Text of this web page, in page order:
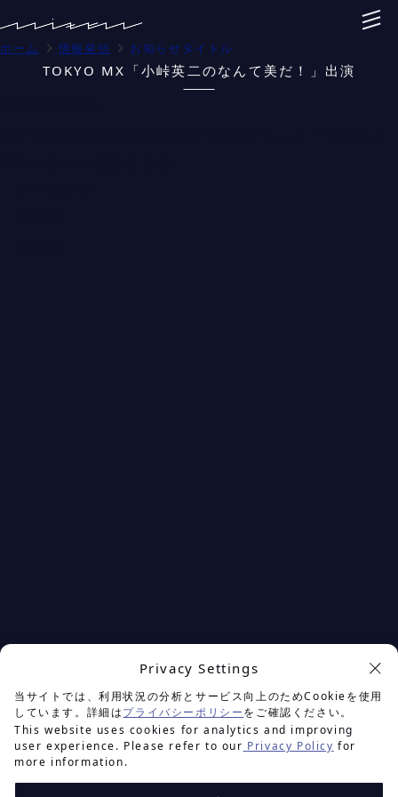
Privacy Settings
当サイトでは、利用状況の分析とサービス向上のためCookieを使用
しています。詳細はプライバシーポリシーをご確認ください。
This website uses cookies for analytics and improving
user experience. Please refer to our Privacy Policy for
more information.
ホーム 情報発信 お知らせタイトル
TOKYO MX「小峠英二のなんて美だ！」出演
余白を楽しむプロジェクト